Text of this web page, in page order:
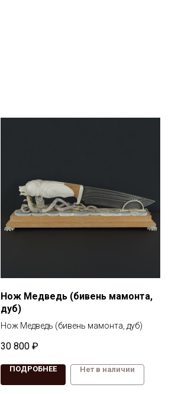
Нож Медведь (бивень мамонта,
дуб)
Нож Медведь (бивень мамонта, дуб)
30 800 ₽
ПОДРОБНЕЕ Нет в наличии